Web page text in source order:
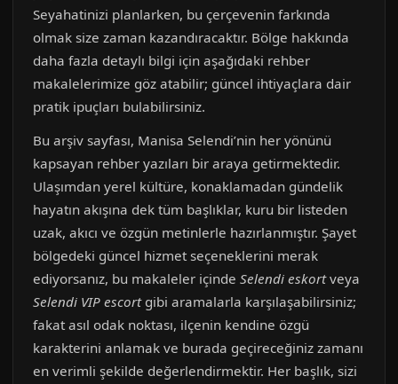
Seyahatinizi planlarken, bu çerçevenin farkında
olmak size zaman kazandıracaktır. Bölge hakkında
daha fazla detaylı bilgi için aşağıdaki rehber
makalelerimize göz atabilir; güncel ihtiyaçlara dair
pratik ipuçları bulabilirsiniz.
Bu arşiv sayfası, Manisa Selendi’nin her yönünü
kapsayan rehber yazıları bir araya getirmektedir.
Ulaşımdan yerel kültüre, konaklamadan gündelik
hayatın akışına dek tüm başlıklar, kuru bir listeden
uzak, akıcı ve özgün metinlerle hazırlanmıştır. Şayet
bölgedeki güncel hizmet seçeneklerini merak
ediyorsanız, bu makaleler içinde Selendi eskortveya
Selendi VIP escortgibi aramalarla karşılaşabilirsiniz;
fakat asıl odak noktası, ilçenin kendine özgü
karakterini anlamak ve burada geçireceğiniz zamanı
en verimli şekilde değerlendirmektir. Her başlık, sizi